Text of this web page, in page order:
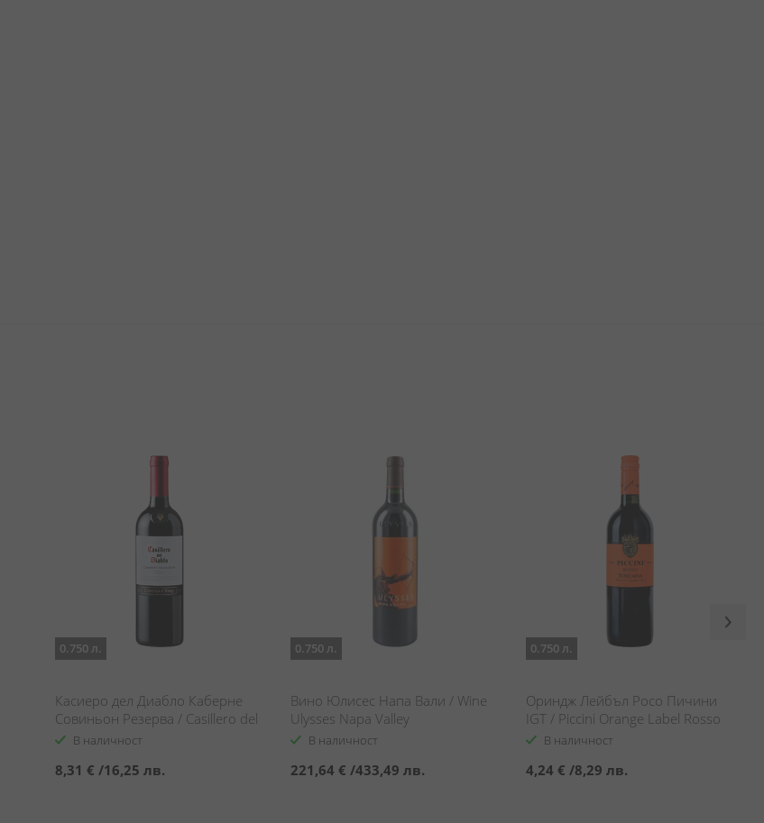
0.750 л.
Касиеро дел Диабло Каберне
Совиньон Резерва / Casillero del
Diablo Cabernet Sauvignon
В наличност
8,31 € /16,25 лв.
0.750 л.
Вино Юлисес Напа Вали / Wine
Ulysses Napa Valley
В наличност
221,64 € /433,49 лв.
0.750 л.
Ориндж Лейбъл Росо Пичини
IGT / Piccini Orange Label Rosso
В наличност
4,24 € /8,29 лв.